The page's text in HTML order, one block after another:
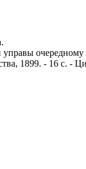
1899. - 16 с. -